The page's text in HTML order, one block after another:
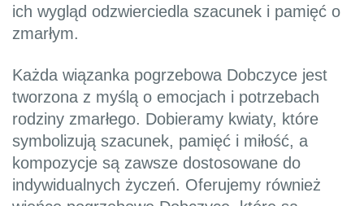
ich wygląd odzwierciedla szacunek i pamięć o
zmarłym.
Każda wiązanka pogrzebowa Dobczyce jest
tworzona z myślą o emocjach i potrzebach
rodziny zmarłego. Dobieramy kwiaty, które
symbolizują szacunek, pamięć i miłość, a
kompozycje są zawsze dostosowane do
indywidualnych życzeń. Oferujemy również